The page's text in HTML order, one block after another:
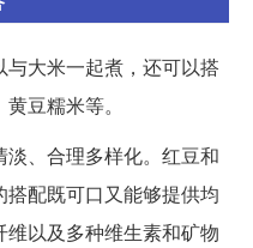
大米一起煮，还可以搭
豆糯米等。
、合理多样化。红豆和
配既可口又能够提供均
以及多种维生素和矿物